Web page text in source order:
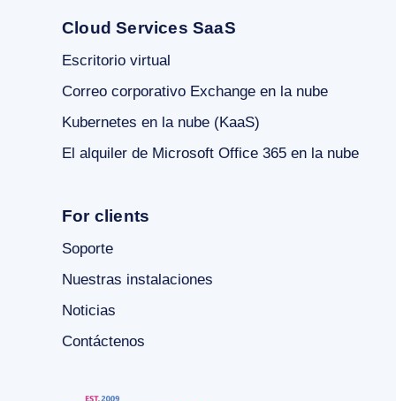
Cloud Services SaaS
Escritorio virtual
Correo corporativo Exchange en la nube
Kubernetes en la nube (KaaS)
El alquiler de Microsoft Office 365 en la nube
For clients
Soporte
Nuestras instalaciones
Noticias
Contáctenos